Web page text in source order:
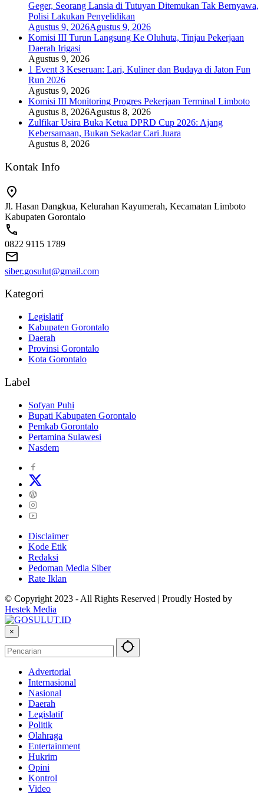
Geger, Seorang Lansia di Tutuyan Ditemukan Tak Bernyawa,
Polisi Lakukan Penyelidikan
Agustus 9, 2026Agustus 9, 2026
Komisi III Turun Langsung Ke Oluhuta, Tinjau Pekerjaan
Daerah Irigasi
Agustus 9, 2026
1 Event 3 Keseruan: Lari, Kuliner dan Budaya di Jaton Fun
Run 2026
Agustus 9, 2026
Komisi III Monitoring Progres Pekerjaan Terminal Limboto
Agustus 8, 2026Agustus 8, 2026
Zulfikar Usira Buka Ketua DPRD Cup 2026: Ajang
Kebersamaan, Bukan Sekadar Cari Juara
Agustus 8, 2026
Kontak Info
Jl. Hasan Dangkua, Kelurahan Kayumerah, Kecamatan Limboto
Kabupaten Gorontalo
0822 9115 1789
siber.gosulut@gmail.com
Kategori
Legislatif
Kabupaten Gorontalo
Daerah
Provinsi Gorontalo
Kota Gorontalo
Label
Sofyan Puhi
Bupati Kabupaten Gorontalo
Pemkab Gorontalo
Pertamina Sulawesi
Nasdem
Disclaimer
Kode Etik
Redaksi
Pedoman Media Siber
Rate Iklan
© Copyright 2023 - All Rights Reserved | Proudly Hosted by
Hestek Media
×
Advertorial
Internasional
Nasional
Daerah
Legislatif
Politik
Olahraga
Entertainment
Hukrim
Opini
Kontrol
Video